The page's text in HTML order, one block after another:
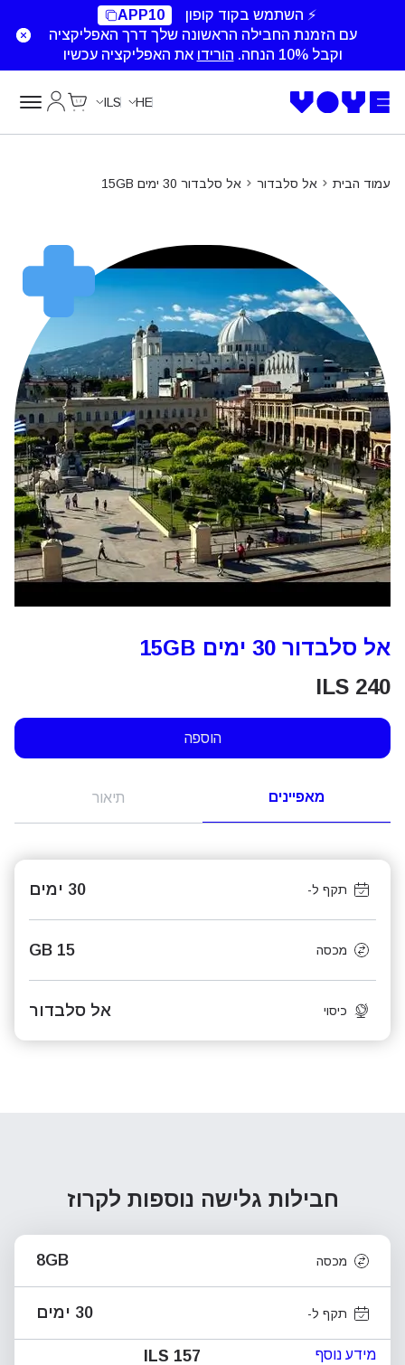
⚡ השתמש בקוד קופון
APP10
עם הזמנת החבילה הראשונה שלך דרך האפליקציה
וקבל 10% הנחה.
הורידו את האפליקציה עכשיו
HE
ILS
עמוד הבית אל סלבדור אל סלבדור 30 ימים 15GB
אל סלבדור 30 ימים 15GB
ILS 240
הוספה
מאפיינים תיאור
תקף ל- 30 ימים
מכסה 15 GB
כיסוי אל סלבדור
חבילות גלישה נוספות לקרוז
מכסה 8GB
תקף ל- 30 ימים
מידע נוסף ILS 157